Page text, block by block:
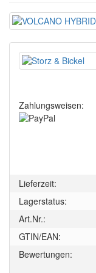
Zahlungsweisen:
Lieferzeit:
Lagerstatus:
Art.Nr.:
GTIN/EAN:
Bewertungen: